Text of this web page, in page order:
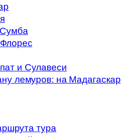
и Сулавеси
лемуров: на Мадагаскар
тура